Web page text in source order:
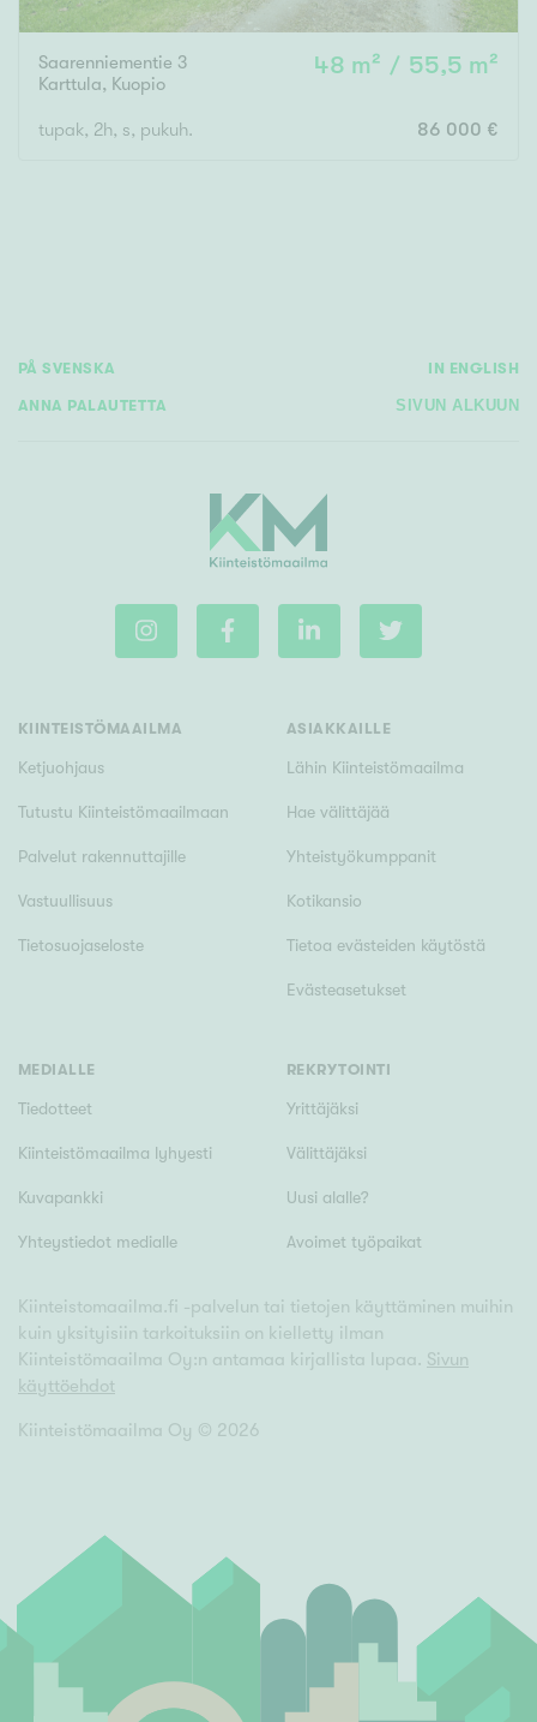
Asuinpinta-ala Kokonaispinta-ala
Tyydyttävä
Ominaisuudet
Hissi
Oma sauna
Saarenniementie 3
Karttula, Kuopio
48 m² / 55,5 m²
tupak, 2h, s, pukuh. 86 000 €
PÅ SVENSKA IN ENGLISH
ANNA PALAUTETTA SIVUN ALKUUN
KIINTEISTÖMAAILMA
Ketjuohjaus
Tutustu Kiinteistömaailmaan
Palvelut rakennuttajille
Vastuullisuus
Tietosuojaseloste
ASIAKKAILLE
Lähin Kiinteistömaailma
Hae välittäjää
Yhteistyökumppanit
Kotikansio
Tietoa evästeiden käytöstä
Evästeasetukset
MEDIALLE
Tiedotteet
Kiinteistömaailma lyhyesti
Kuvapankki
Yhteystiedot medialle
REKRYTOINTI
Yrittäjäksi
Välittäjäksi
Uusi alalle?
Avoimet työpaikat
Kiinteistomaailma.fi -palvelun tai tietojen käyttäminen muihin
kuin yksityisiin tarkoituksiin on kielletty ilman
Kiinteistömaailma Oy:n antamaa kirjallista lupaa. Sivun
käyttöehdot
Kiinteistömaailma Oy © 2026